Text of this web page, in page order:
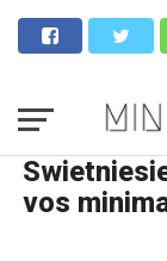
vos